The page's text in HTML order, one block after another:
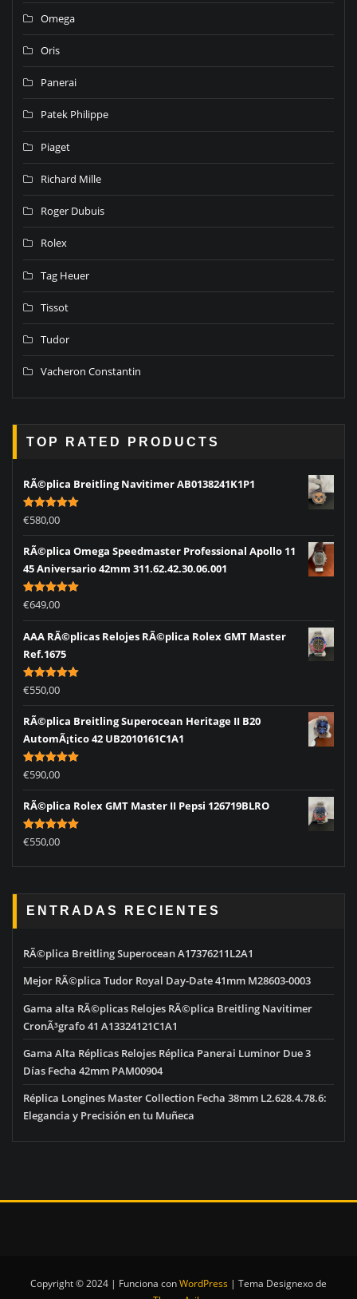
Omega
Oris
Panerai
Patek Philippe
Piaget
Richard Mille
Roger Dubuis
Rolex
Tag Heuer
Tissot
Tudor
Vacheron Constantin
TOP RATED PRODUCTS
RÃ©plica Breitling Navitimer AB0138241K1P1
Rated5.00
out of 5
€580,00
RÃ©plica Omega Speedmaster Professional Apollo 11
45 Aniversario 42mm 311.62.42.30.06.001
Rated5.00
out of 5
€649,00
AAA RÃ©plicas Relojes RÃ©plica Rolex GMT Master
Ref.1675
Rated5.00
out of 5
€550,00
RÃ©plica Breitling Superocean Heritage II B20
AutomÃ¡tico 42 UB2010161C1A1
Rated5.00
out of 5
€590,00
RÃ©plica Rolex GMT Master II Pepsi 126719BLRO
Rated5.00
out of 5
€550,00
ENTRADAS RECIENTES
RÃ©plica Breitling Superocean A17376211L2A1
Mejor RÃ©plica Tudor Royal Day-Date 41mm M28603-0003
Gama alta RÃ©plicas Relojes RÃ©plica Breitling Navitimer
CronÃ³grafo 41 A13324121C1A1
Gama Alta Réplicas Relojes Réplica Panerai Luminor Due 3
Días Fecha 42mm PAM00904
Réplica Longines Master Collection Fecha 38mm L2.628.4.78.6:
Elegancia y Precisión en tu Muñeca
Copyright © 2024 | Funciona conWordPress | Tema Designexo de